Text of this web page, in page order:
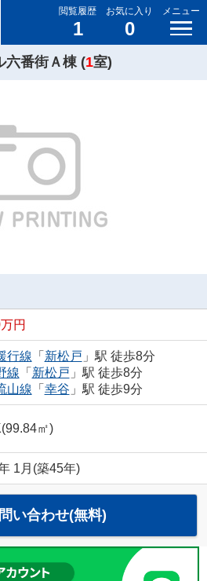
閲覧履歴
1
お気に入り
0
メニュー
六番街Ａ棟 (1室)
円
行線 「 新松戸 」駅 徒歩8分
線 「 新松戸 」駅 徒歩8分
山線 「 幸谷 」駅 徒歩9分
㎡)
1月(築45年)
い合わせ(無料)